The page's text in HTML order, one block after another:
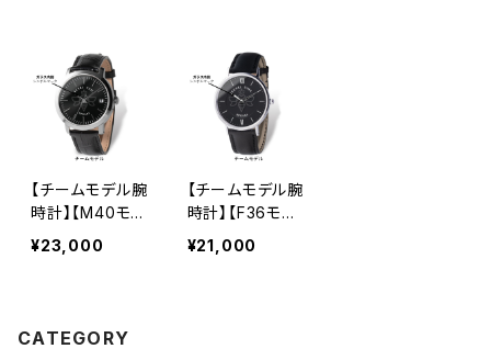
【チームモデル腕
時計】【M40モデ
ル】天理大学女
子バスケ部
¥23,000
【チームモデル腕
時計】【F36モデ
ル】天理大学女
子バスケ部
¥21,000
CATEGORY